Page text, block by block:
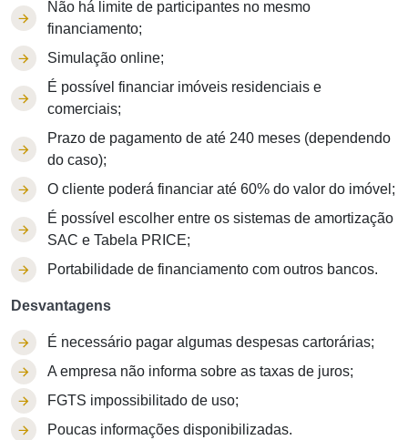
Não há limite de participantes no mesmo
financiamento;
Simulação online;
É possível financiar imóveis residenciais e
comerciais;
Prazo de pagamento de até 240 meses (dependendo
do caso);
O cliente poderá financiar até 60% do valor do imóvel;
É possível escolher entre os sistemas de amortização
SAC e Tabela PRICE;
Portabilidade de financiamento com outros bancos.
Desvantagens
É necessário pagar algumas despesas cartorárias;
A empresa não informa sobre as taxas de juros;
FGTS impossibilitado de uso;
Poucas informações disponibilizadas.